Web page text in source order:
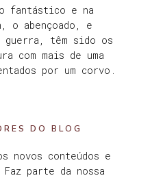
fantástico e na
o abençoado, e
guerra, têm sido os
com mais de uma
por um corvo.
DO BLOG
novos conteúdos e
parte da nossa